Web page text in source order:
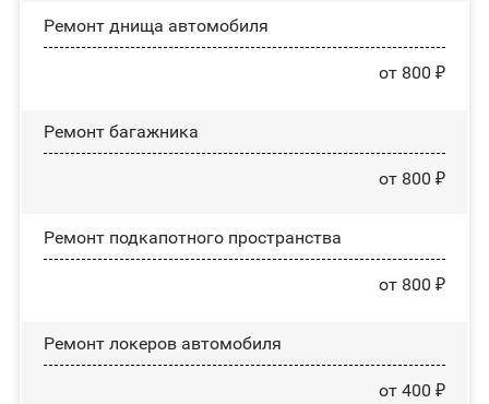
Ремонт днища автомобиля
от 800 ₽
Ремонт багажника
от 800 ₽
Ремонт подкапотного пространства
от 800 ₽
Ремонт лoĸepoв автомобиля
от 400 ₽